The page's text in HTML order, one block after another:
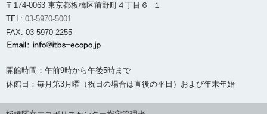
〒174-0063 東京都板橋区前野町４丁目６−１
TEL: 03-5970-5001
FAX: 03-5970-2255
開館時間：午前9時から午後5時まで
休館日：毎月第3月曜（祝日の場合は直後の平日）および年末年始